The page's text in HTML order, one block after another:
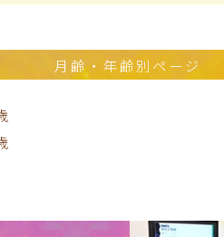
月齢・年齢別ページ